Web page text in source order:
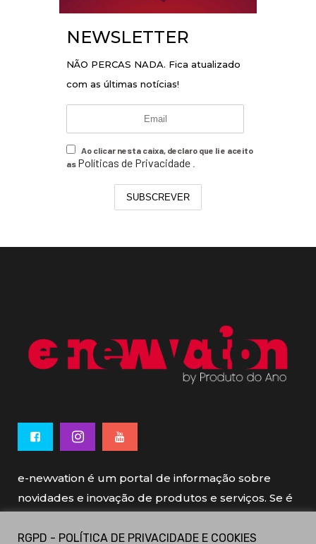
NEWSLETTER
NÃO PERCAS NADA. Fica atualizado
com as últimas notícias!
Ao clicar nesta caixa, declaro que li e aceito
as Políticas de Privacidade
SUBSCREVER
e-newvation é um portal de informação sobre
novidades e inovação de produtos e serviços. Se é
RGPD - POLÍTICA DE PRIVACIDADE E COOKIES